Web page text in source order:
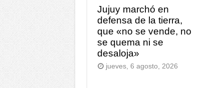
Jujuy marchó en
defensa de la tierra,
que «no se vende, no
se quema ni se
desaloja»
jueves, 6 agosto, 2026